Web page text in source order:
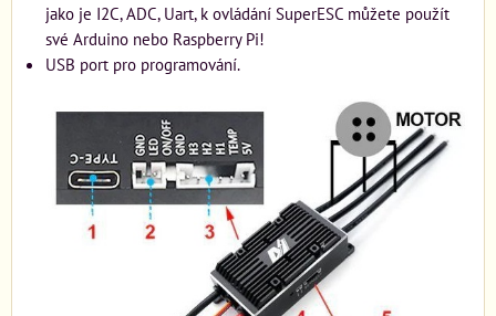
jako je I2C, ADC, Uart, k ovládání SuperESC můžete použít
své Arduino nebo Raspberry Pi!
USB port pro programování.